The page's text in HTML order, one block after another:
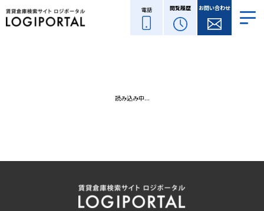
電話 閲覧履歴 お問い合わせ
読み込み中...